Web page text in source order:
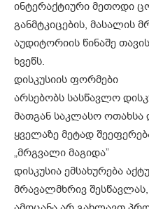
ინტერაქტიური მეთოდი
განმტკიცების, მასალის
აუდიტორიის წინაშე
ხვეწს.
დისკუსიის ფორმები
არსებობს სასწავლო
მათგან საკლასო
ყველაზე მეტად
„მრგვალი მაგიდა”
დისკუსია ემსახურება
მრავალმხრივ